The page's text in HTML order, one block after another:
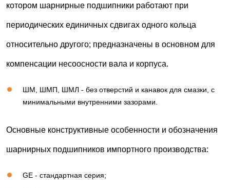
котором шарнирные подшипники работают при
периодических единичных сдвигах одного кольца
относительно другого; предназначены в основном для
компенсации несоосности вала и корпуса.
ШМ, ШМП, ШМЛ - без отверстий и канавок для смазки, с
минимальными внутренними зазорами.
Основные конструктивные особенности и обозначения
шарнирных подшипников импортного производства:
GE - стандартная серия;